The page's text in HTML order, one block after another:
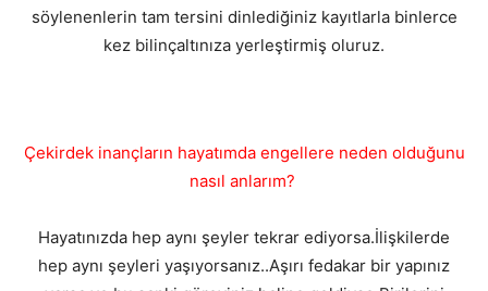
söylenenlerin tam tersini dinlediğiniz kayıtlarla binlerce
kez bilinçaltınıza yerleştirmiş oluruz.
Çekirdek inançların hayatımda engellere neden olduğunu
nasıl anlarım?
Hayatınızda hep aynı şeyler tekrar ediyorsa.İlişkilerde
hep aynı şeyleri yaşıyorsanız..Aşırı fedakar bir yapınız